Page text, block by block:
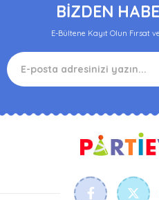
BİZDEN
E-Bültene Kayıt Olun Fırsat